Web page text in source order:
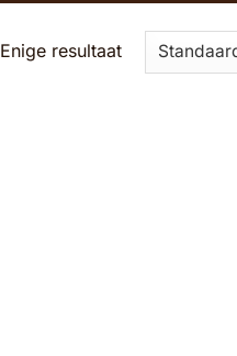
Enige resultaat